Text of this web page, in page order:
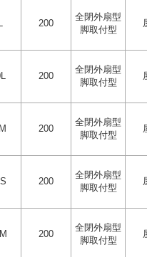
200
全閉外扇型
脚取付型
200
全閉外扇型
脚取付型
200
全閉外扇型
脚取付型
200
全閉外扇型
脚取付型
200
全閉外扇型
脚取付型